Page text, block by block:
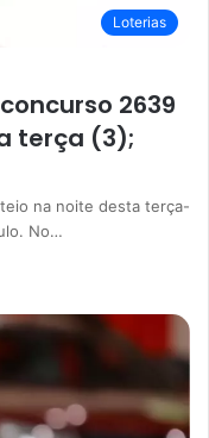
Loterias
2639
terça (3);
na noite desta terça-
No…